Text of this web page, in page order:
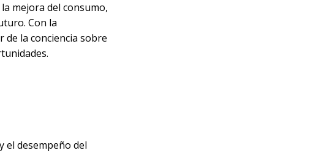
mejora del consumo,
Con la
de la conciencia sobre
el desempeño del